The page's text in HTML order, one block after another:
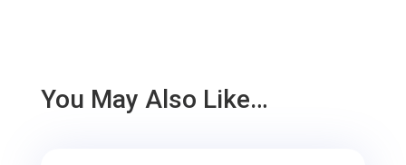
You May Also Like…